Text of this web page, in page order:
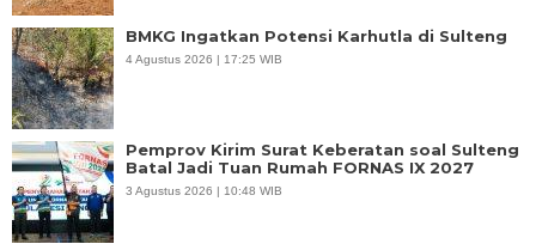
BMKG Ingatkan Potensi Karhutla di Sulteng
4 Agustus 2026 | 17:25 WIB
Pemprov Kirim Surat Keberatan soal Sulteng
Batal Jadi Tuan Rumah FORNAS IX 2027
3 Agustus 2026 | 10:48 WIB